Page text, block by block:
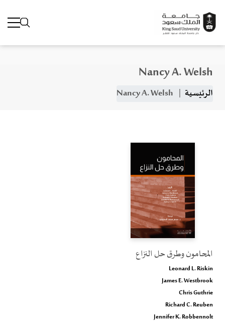
تجاوز إلى المحتوى الرئيسي
Nancy A. Welsh
مسار التنقل
الرئيسية
المحامون وطرق حل النزاع
Leonard L. Riskin
James E. Westbrook
Chris Guthrie
Richard C. Reuben
Jennifer K. Robbennolt